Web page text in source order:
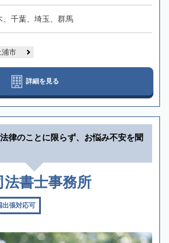
、千葉、埼玉、群馬
浦市
詳細を見る
律のことに限らず、お悩み不安を聞
法書士事務所
出張対応可